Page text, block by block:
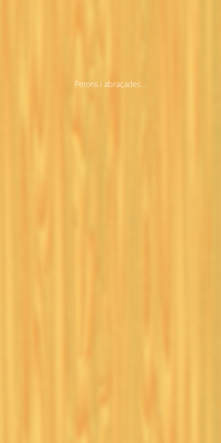
Petons i abraçades...